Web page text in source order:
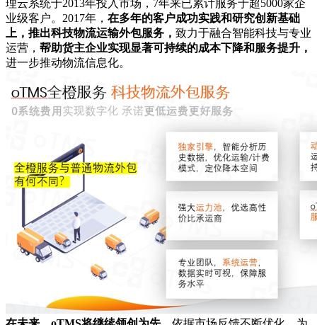
理云系统于2013年投入市场，7年来已累计服务于超5000家企
业级客户。2017年， 在多年的客户成功实践和研究创新基础
上，推出科技物流运输外包服务， 致力于融合智能科技与专业
运营， 帮助货主企业实现显著可持续的成本下降和服务提升，
进一步推动物流信息化。